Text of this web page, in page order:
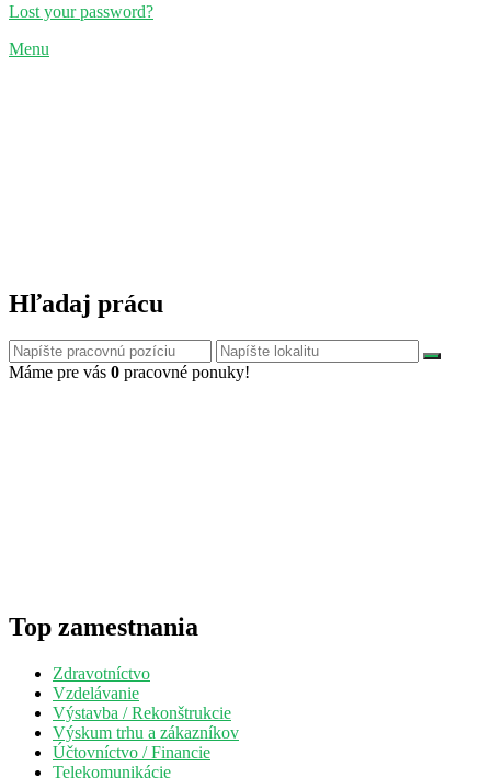
Lost your password?
Menu
Hľadaj prácu
Máme pre vás 0 pracovné ponuky!
Top zamestnania
Zdravotníctvo
Vzdelávanie
Výstavba / Rekonštrukcie
Výskum trhu a zákazníkov
Účtovníctvo / Financie
Telekomunikácie